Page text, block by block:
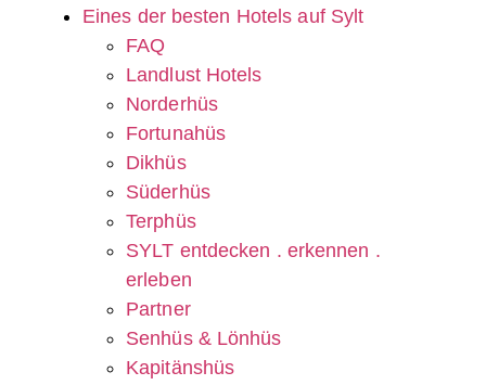
Eines der besten Hotels auf Sylt
FAQ
Landlust Hotels
Norderhüs
Fortunahüs
Dikhüs
Süderhüs
Terphüs
SYLT entdecken . erkennen .
erleben
Partner
Senhüs & Lönhüs
Kapitänshüs